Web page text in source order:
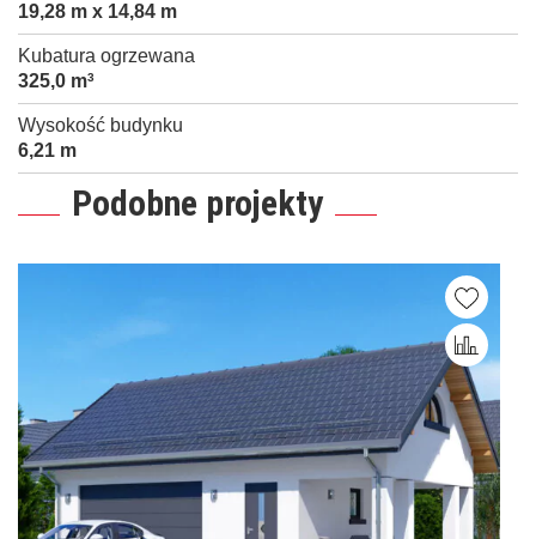
19,28 m x 14,84 m
Kubatura ogrzewana
325,0 m3
Wysokość budynku
6,21 m
Podobne projekty